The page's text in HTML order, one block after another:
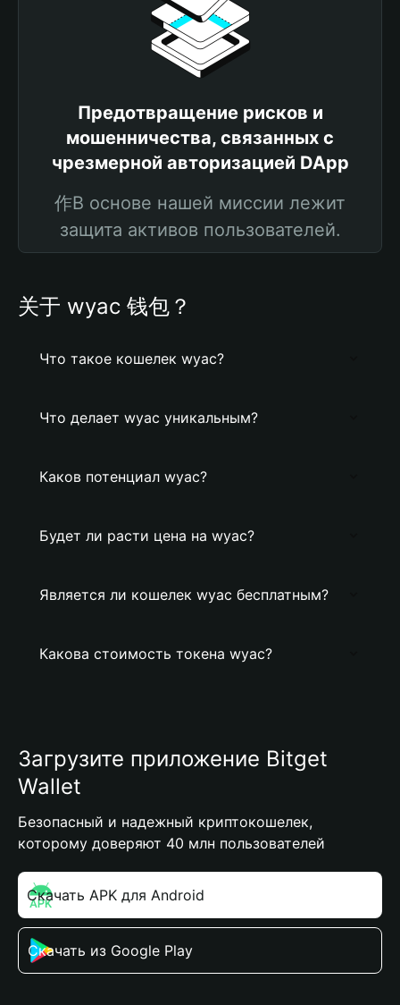
Предотвращение рисков и
мошенничества, связанных с
чрезмерной авторизацией DApp
作В основе нашей миссии лежит
защита активов пользователей.
关于 wyac 钱包？
Что такое кошелек wyac?
Что делает wyac уникальным?
Каков потенциал wyac?
Будет ли расти цена на wyac?
Является ли кошелек wyac бесплатным?
Какова стоимость токена wyac?
Загрузите приложение Bitget
Wallet
Безопасный и надежный криптокошелек,
которому доверяют 40 млн пользователей
Скачать APK для Android
Скачать из Google Play